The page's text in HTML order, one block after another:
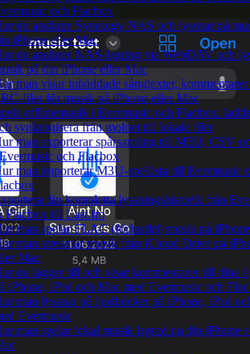
och Flacbox
du ansluter Synology NAS och lyssnar på
iPhone eller Mac
du ansluter NAS-lagring via WebDAV och
på din iPhone eller Mac
man visar inbäddade sångtexter,
filer för musik på iPhone eller Mac
offlinemusik i Evermusic och Flacbox:
synkronisera från molnet till lokala filer
man exporterar spårsamling till M3U, CSV
och Flacbox
man importerar M3U-spellista till Evermusic
din kompletta lyssningshistorik från
Flacbox till Last.fm
man spelar FLAC (förlustfri) musik på iPhone
man streamar musik från iCloud Drive på
Mac
du lägger till och visar kommentarer till dina
iPhone, iPad och Mac med Evermusic och
man lyssnar på ljudböcker på iPhone, iPad
Evermusic
man spelar lokal musik lagrad pa din iPhone